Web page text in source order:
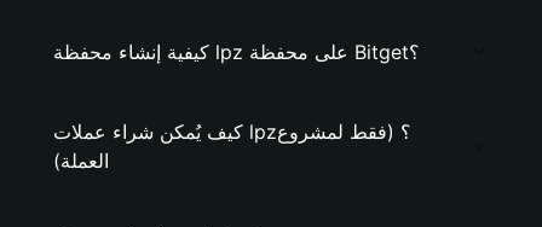
كيفية إنشاء محفظة lpz على محفظة Bitget؟
كيف يُمكن شراء عملات lpz؟ (فقط لمشروع
العملة)